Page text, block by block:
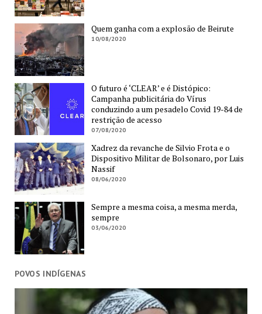
Quem ganha com a explosão de Beirute
10/08/2020
O futuro é ‘CLEAR’ e é Distópico:
Campanha publicitária do Vírus
conduzindo a um pesadelo Covid 19-84 de
restrição de acesso
07/08/2020
Xadrez da revanche de Silvio Frota e o
Dispositivo Militar de Bolsonaro, por Luis
Nassif
08/06/2020
Sempre a mesma coisa, a mesma merda,
sempre
03/06/2020
POVOS INDÍGENAS